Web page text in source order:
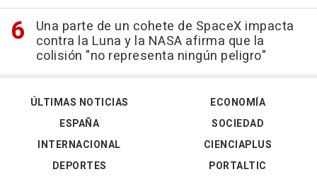
Una parte de un cohete de SpaceX impacta
contra la Luna y la NASA afirma que la
colisión "no representa ningún peligro"
ÚLTIMAS NOTICIAS
ESPAÑA
INTERNACIONAL
DEPORTES
ECONOMÍA
SOCIEDAD
CIENCIAPLUS
PORTALTIC